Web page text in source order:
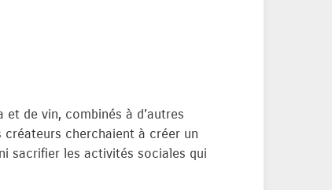
de vin, combinés à d’autres
cherchaient à créer un
sacrifier les activités sociales qui